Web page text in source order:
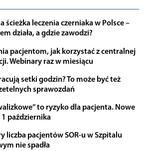
ścieżka leczenia czerniaka w Polsce –
działa, a gdzie zawodzi?
pacjentom, jak korzystać z centralnej
Webinary raz w miesiącu
setki godzin? To może być też
sprawozdań
to ryzyko dla pacjenta. Nowe
października
liczba pacjentów SOR-u w Szpitalu
nie spadła